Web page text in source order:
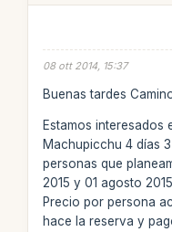
08 ott 2014, 15:37
Buenas tardes
Estamos interesados
Machupicchu 4 días
personas que
2015 y 01 agosto
Precio por persona
hace la reserva y